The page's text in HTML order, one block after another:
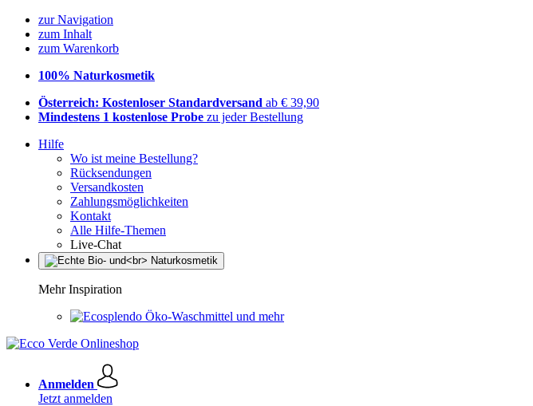
zur Navigation
zum Inhalt
zum Warenkorb
100% Naturkosmetik
Österreich: Kostenloser Standardversand ab € 39,90
Mindestens 1 kostenlose Probe zu jeder Bestellung
Hilfe
Wo ist meine Bestellung?
Rücksendungen
Versandkosten
Zahlungsmöglichkeiten
Kontakt
Alle Hilfe-Themen
Live-Chat
Mehr Inspiration
Öko-Waschmittel und mehr
Anmelden
Jetzt anmelden